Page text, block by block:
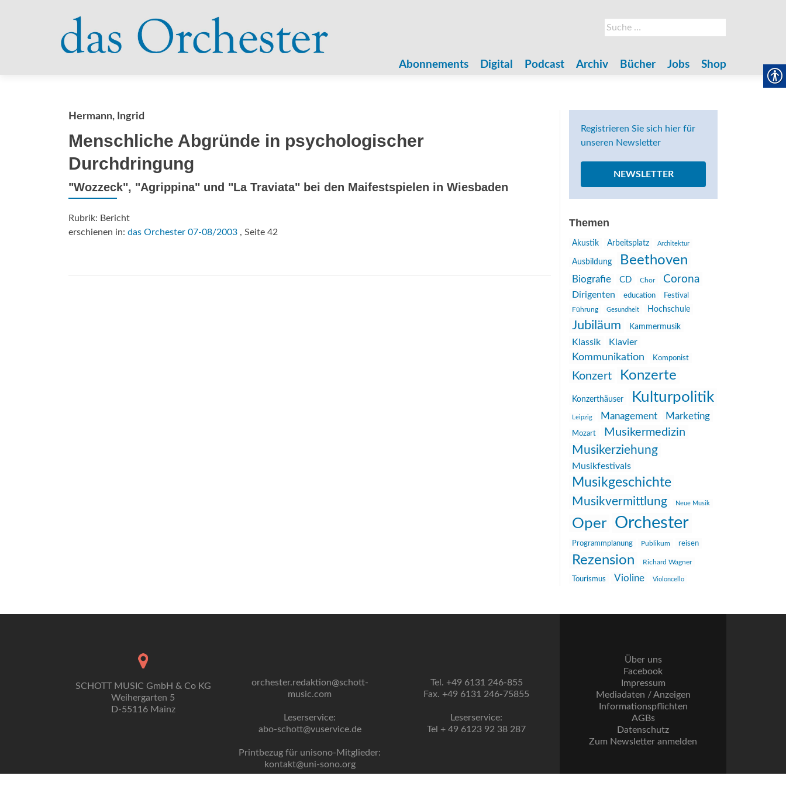
Suche
nach:
Abonnements Digital Podcast Archiv Bücher Jobs Shop
Hermann, Ingrid
Menschliche Abgründe in psychologischer
Durchdringung
"Wozzeck", "Agrippina" und "La Traviata" bei den Maifestspielen in Wiesbaden
Rubrik: Bericht
erschienen in: das Orchester 07-08/2003 , Seite 42
Registrieren Sie sich hier für
unseren Newsletter
NEWSLETTER
Themen
Akustik Arbeitsplatz Architektur
Ausbildung Beethoven
Biografie CD Chor Corona
Dirigenten education
Festival
Führung
Gesundheit Hochschule
Jubiläum Kammermusik
Klassik Klavier
Kommunikation Komponist
Konzert Konzerte
Konzerthäuser Kulturpolitik
Leipzig Management Marketing
Mozart Musikermedizin
Musikerziehung
Musikfestivals
Musikgeschichte
Musikvermittlung Neue Musik
Oper Orchester
Programmplanung Publikum reisen
Rezension Richard Wagner
Tourismus Violine Violoncello
SCHOTT MUSIC GmbH & Co KG
Weihergarten 5
D-55116 Mainz
orchester.redaktion@schott-
music.com
Leserservice:
abo-schott@vuservice.de
Printbezug für unisono-Mitglieder:
kontakt@uni-sono.org
Tel. +49 6131 246-855
Fax. +49 6131 246-75855
Leserservice:
Tel + 49 6123 92 38 287
Über uns
Facebook
Impressum
Mediadaten / Anzeigen
Informationspflichten
AGBs
Datenschutz
Zum Newsletter anmelden